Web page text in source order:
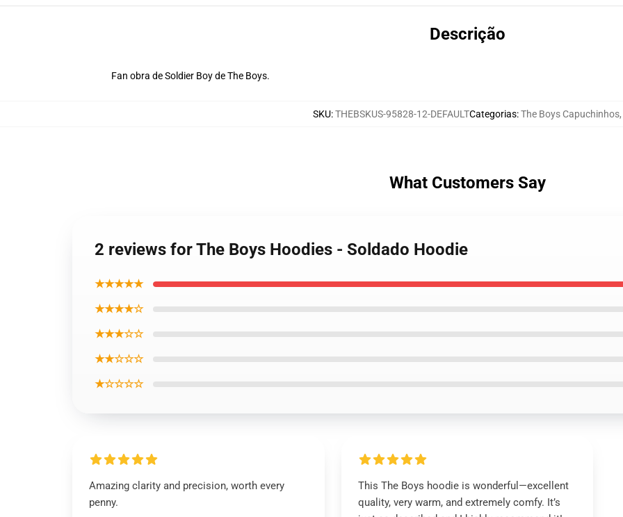
Descrição
Fan obra de Soldier Boy de The Boys.
SKU:THEBSKUS-95828-12-DEFAULTCategorias:The Boys Capuchinhos,
What Customers Say
2 reviews for The Boys Hoodies - Soldado Hoodie
★★★★★
★★★★☆
★★★☆☆
★★☆☆☆
★☆☆☆☆
Amazing clarity and precision, worth every
penny.
This The Boys hoodie is wonderful—excellent
quality, very warm, and extremely comfy. It’s